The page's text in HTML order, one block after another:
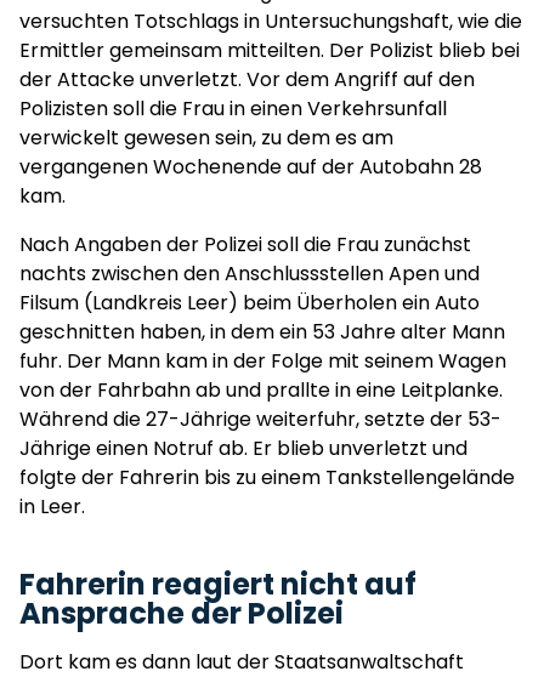
versuchten Totschlags in Untersuchungshaft, wie die
Ermittler gemeinsam mitteilten. Der Polizist blieb bei
der Attacke unverletzt. Vor dem Angriff auf den
Polizisten soll die Frau in einen Verkehrsunfall
verwickelt gewesen sein, zu dem es am
vergangenen Wochenende auf der Autobahn 28
kam.
Nach Angaben der Polizei soll die Frau zunächst
nachts zwischen den Anschlussstellen Apen und
Filsum (Landkreis Leer) beim Überholen ein Auto
geschnitten haben, in dem ein 53 Jahre alter Mann
fuhr. Der Mann kam in der Folge mit seinem Wagen
von der Fahrbahn ab und prallte in eine Leitplanke.
Während die 27-Jährige weiterfuhr, setzte der 53-
Jährige einen Notruf ab. Er blieb unverletzt und
folgte der Fahrerin bis zu einem Tankstellengelände
in Leer.
Fahrerin reagiert nicht auf
Ansprache der Polizei
Dort kam es dann laut der Staatsanwaltschaft